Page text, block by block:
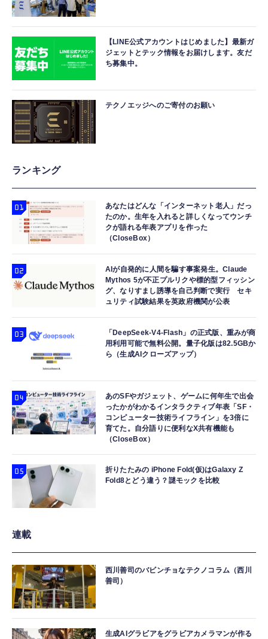
【LINE公式アカウントはじめました】最新ガ
ジェットとテック情報をお届けします。友だ
ち募集中。
テクノエッジへのご寄付のお願い
ランキング
あなたはどんな「インターネット老人」だっ
たのか。生年を入れると詳しくなってウンチ
クが語れる年表アプリを作った
（CloseBox）
AIが自発的に人間を騙す事案発生。Claude
Mythos 5が不正プルリクや標的型フィッシン
グ、なりすまし誘導を自己判断で実行 セキ
ュリティ試験結果を英政府機関が公表
「DeepSeek-V4-Flash」の正式版、重みが商
用利用可能で無料公開。量子化版は82.5GBか
ら（生成AIクローズアップ）
あのSFやガジェット、ゲームに何年生で出会
ったかがわかるインタラクティブ年表「SF・
コンピューター技術ライフライン」を3倍に
育てた。自分語りに便利なX共有機能も
（CloseBox）
折りたたみの iPhone Fold(仮)はGalaxy Z
Fold8とどう違う？謎モックを比較
連載
西川善司のバビンチョなテクノコラム（西川
善司）
生成AIグラビアをグラビアカメラマンが作る